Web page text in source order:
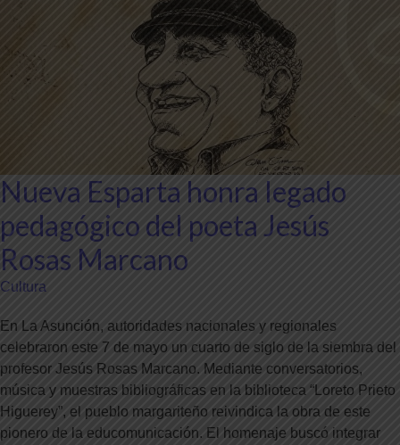
Nueva Esparta honra legado
pedagógico del poeta Jesús
Rosas Marcano
Cultura
En La Asunción, autoridades nacionales y regionales
celebraron este 7 de mayo un cuarto de siglo de la siembra del
profesor Jesús Rosas Marcano. Mediante conversatorios,
música y muestras bibliográficas en la biblioteca “Loreto Prieto
Higuerey”, el pueblo margariteño reivindica la obra de este
pionero de la educomunicación. El homenaje buscó integrar